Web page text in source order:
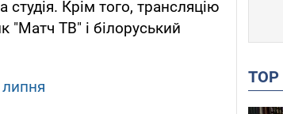
Крім того, трансляцію
"Матч ТВ" і білоруський